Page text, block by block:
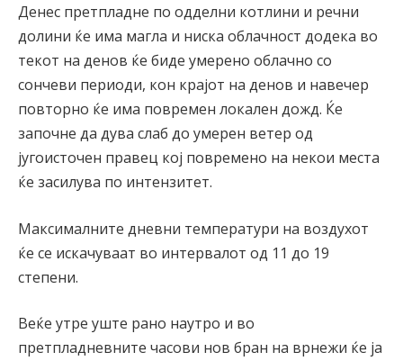
Денес претпладне по одделни котлини и речни
долини ќе има магла и ниска облачност додека во
текот на денов ќе биде умерено облачно со
сончеви периоди, кон крајот на денов и навечер
повторно ќе има повремен локален дожд. Ќе
започне да дува слаб до умерен ветер од
југоисточен правец кој повремено на некои места
ќе засилува по интензитет.
Максималните дневни температури на воздухот
ќе се искачуваат во интервалот од 11 до 19
степени.
Веќе утре уште рано наутро и во
претпладневните часови нов бран на врнежи ќе ја